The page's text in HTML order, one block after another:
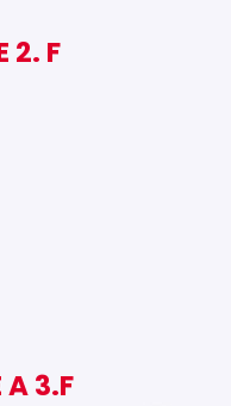
2. F
A 3.F